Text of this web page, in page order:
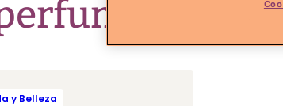
y Belleza